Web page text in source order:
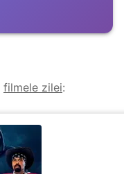
filmele zilei: